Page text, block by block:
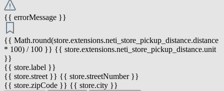
{{ errorMessage }}
{{ Math.round(store.extensions.neti_store_pickup_distance.distance
* 100) / 100 }} {{ store.extensions.neti_store_pickup_distance.unit
}}
{{ store.label }}
{{ store.street }} {{ store.streetNumber }}
{{ store.zipCode }} {{ store.city }}